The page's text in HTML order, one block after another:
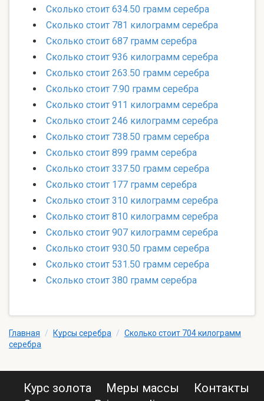
Сколько стоит 634.50 грамм серебра
Сколько стоит 781 килограмм серебра
Сколько стоит 687 грамм серебра
Сколько стоит 936 килограмм серебра
Сколько стоит 263.50 грамм серебра
Сколько стоит 7.90 грамм серебра
Сколько стоит 911 килограмм серебра
Сколько стоит 246 килограмм серебра
Сколько стоит 738.50 грамм серебра
Сколько стоит 899 грамм серебра
Сколько стоит 337.50 грамм серебра
Сколько стоит 177 грамм серебра
Сколько стоит 310 килограмм серебра
Сколько стоит 810 килограмм серебра
Сколько стоит 907 килограмм серебра
Сколько стоит 930.50 грамм серебра
Сколько стоит 531.50 грамм серебра
Сколько стоит 380 грамм серебра
Главная / Курсы серебра / Сколько стоит 704 килограмм
серебра
Курс золота Меры массы
Контакты